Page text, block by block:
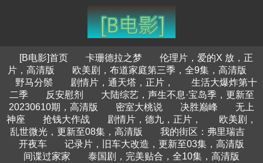
[B电影]首页 卡珊德拉之梦
伦理片，爱的X 放，正
片，高清版
欧美剧，布道家庭第三季，全9集，高清版
野马分鬃
剧情片，通天塔，正片，
生活大爆炸第十
二季
反安慰剂
大陆综艺，声生不息·宝岛季，更新至
20230610期，高清版
密室大桃说 决胜巅峰
无上
神座
抢钱大作战 剧情片，德九，正片，
欧美剧，
乱世微光，更新至08集，高清版
我的街区：弗里瑞吉
开夜车
记录片，旧车大改造，更新至03集，高清版
间谍过家家
泰国剧，完美贴合，全10集，高清版